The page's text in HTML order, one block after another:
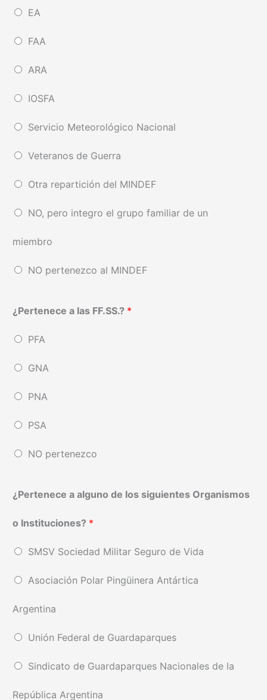
EA
FAA
ARA
IOSFA
Servicio Meteorológico Nacional
Veteranos de Guerra
Otra repartición del MINDEF
NO, pero integro el grupo familiar de un
miembro
NO pertenezco al MINDEF
¿Pertenece a las FF.SS.? *
PFA
GNA
PNA
PSA
NO pertenezco
¿Pertenece a alguno de los siguientes Organismos
o Instituciones? *
SMSV Sociedad Militar Seguro de Vida
Asociación Polar Pingüinera Antártica
Argentina
Unión Federal de Guardaparques
Sindicato de Guardaparques Nacionales de la
República Argentina